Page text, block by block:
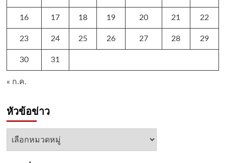
16 17 18 19 20 21 22
23 24 25 26 27 28 29
30 31
« ก.ค.
หัวข้อข่าว
หัวข้อ